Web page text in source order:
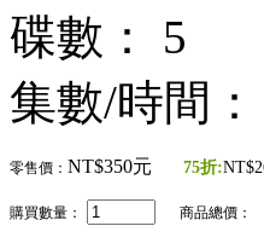
碟數： 5
集數/時間
零售價： NT$350元 75折:
購買數量： 商品總價：